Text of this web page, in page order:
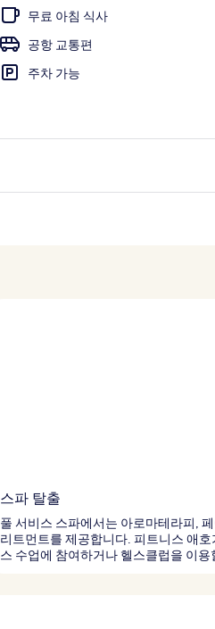
무료 아침 식사
공항 교통편
주차 가능
스파 탈출
풀 서비스 스파에서는 아로마테라피,
리트먼트를 제공합니다. 피트니스 애호
스 수업에 참여하거나 헬스클럽을 이용